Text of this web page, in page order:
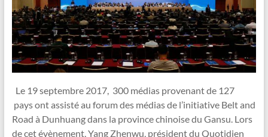
Le 19 septembre 2017, 300 médias provenant de 127
pays ont assisté au forum des médias de l’initiative Belt and
Road à Dunhuang dans la province chinoise du Gansu. Lors
de cet évènement, Yang Zhenwu, président du Quotidien